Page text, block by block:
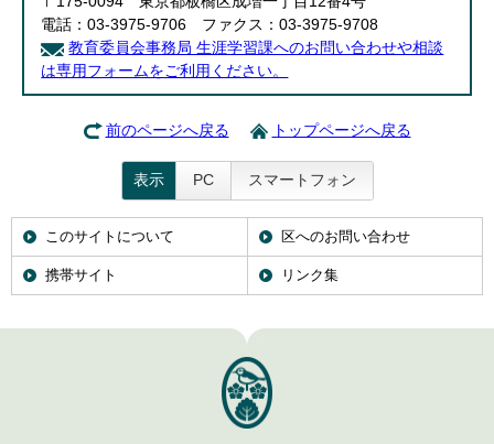
简体中文
繁體中文
電話：03-3975-9706 ファクス：03-3975-9708
教育委員会事務局 生涯学習課へのお問い合わせや相談
は専用フォームをご利用ください。
前のページへ戻る トップページへ戻る
表示 PC スマートフォン
このサイトについて 区へのお問い合わせ
携帯サイト リンク集